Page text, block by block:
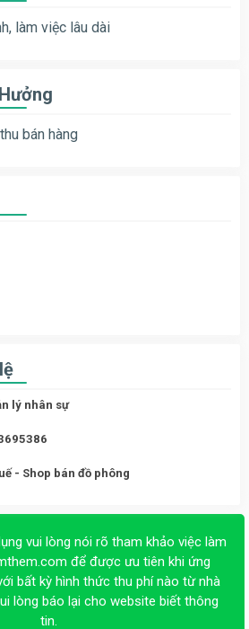
làm việc lâu dài
bán hàng
lý nhân sự
- Shop bán đồ phông
vui lòng nói rõ tham khảo việc làm
để được ưu tiên khi ứng
bất kỳ hình thức thu phí nào từ nhà
lòng báo lại cho website biết thông
tin.